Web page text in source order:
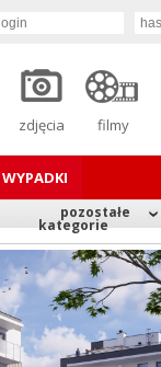
zdjęcia filmy
WYPADKI
pozostałe
kategorie